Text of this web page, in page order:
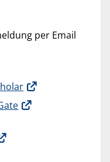
per Email